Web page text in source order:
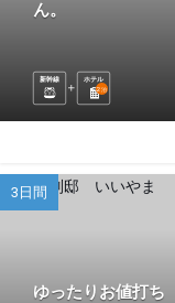
ん。
新幹線
ホテル
2泊
3日間
ゆったりお値打